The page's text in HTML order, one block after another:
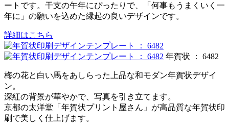
ートです。干支の午年にぴったりで、「何事もうまくいく一
年に」の願いを込めた縁起の良いデザインです。
詳細はこちら
年賀状 ： 6482
梅の花と白い馬をあしらった上品な和モダン年賀状デザイ
ン。
深紅の背景が華やかで、写真を引き立てます。
京都の太洋堂「年賀状プリント屋さん」が高品質な年賀状印
刷で美しく仕上げます。